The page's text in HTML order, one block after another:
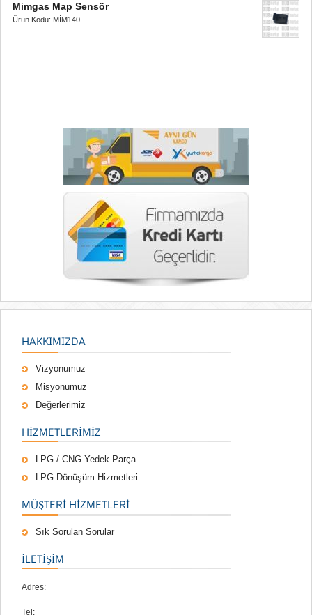
Mimgas Map Sensör
Ürün Kodu: MİM140
HAKKIMIZDA
Vizyonumuz
Misyonumuz
Değerlerimiz
HIZMETLERIMIZ
LPG / CNG Yedek Parça
LPG Dönüşüm Hizmetleri
MÜŞTERI HIZMETLERI
Sık Sorulan Sorular
İLETİŞİM
Adres:
Tel: